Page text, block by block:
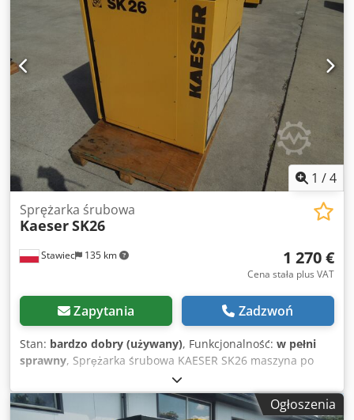
1 /4
Stawiec 135 km
Sprężarka śrubowa
KaeserSK26
1 270 €
Cena stała plus VAT
Zapytania Zadzwoń
Stan: bardzo dobry (używany), Funkcjonalność: w pełni
sprawny, Sprężarka śrubowa KAESER SK26 maszyna po
serwisie Dane techniczne: wydajność: 2080 m3/min
(2080/min); silnik o mocy; 15 KW; Dedpfx Aozp Ifkjg Dekr
ciśnienie: 10 bar cena netto 5500 cena brutto 6765Ogłoszenia